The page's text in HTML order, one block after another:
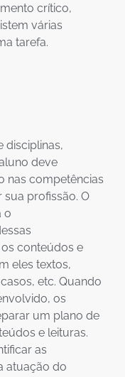
crítico,
várias
tarefa.
disciplinas,
deve
nas competências
sua profissão. O
o
conteúdos e
eles textos,
etc. Quando
os
um plano de
e leituras.
as
atuação do